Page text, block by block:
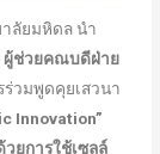
ลัยมหิดล นำ
ผู้ช่วยคณบดีฝ่าย
ร่วมพูดคุยเสวนา
Innovation”
วยการใช้เซลล์